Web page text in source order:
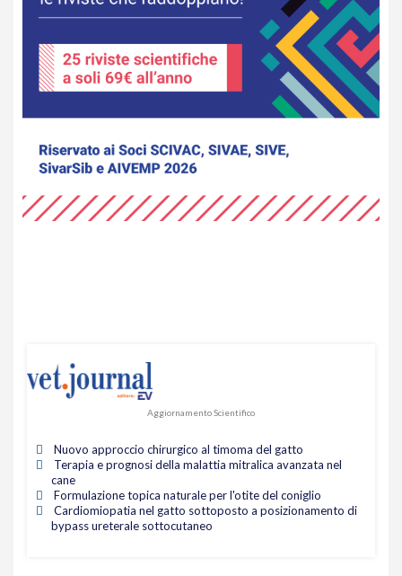
Aggiornamento Scientifico
Nuovo approccio chirurgico al timoma del gatto
Terapia e prognosi della malattia mitralica avanzata nel
cane
Formulazione topica naturale per l'otite del coniglio
Cardiomiopatia nel gatto sottoposto a posizionamento di
bypass ureterale sottocutaneo